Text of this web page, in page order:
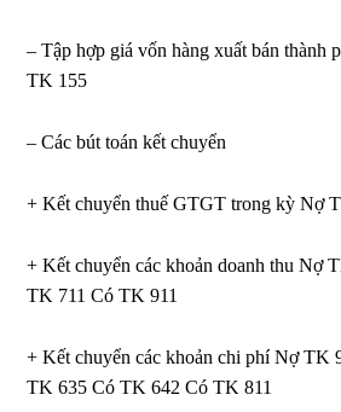
– Tập hợp giá vốn hàng xuất bán thành
TK 155
– Các bút toán kết chuyển
+ Kết chuyển thuế GTGT trong kỳ Nợ
+ Kết chuyển các khoản doanh thu Nợ
TK 711 Có TK 911
+ Kết chuyển các khoản chi phí Nợ TK
TK 635 Có TK 642 Có TK 811